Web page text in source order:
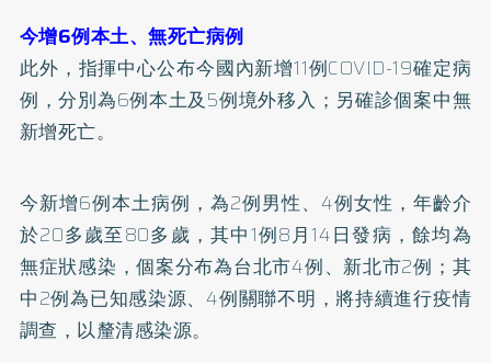
今增6例本土、無死亡病例
此外，指揮中心公布今國內新增11例COVID-19確定病
例，分別為6例本土及5例境外移入；另確診個案中無
新增死亡。
今新增6例本土病例，為2例男性、4例女性，年齡介
於20多歲至80多歲，其中1例8月14日發病，餘均為
無症狀感染，個案分布為台北市4例、新北市2例；其
中2例為已知感染源、4例關聯不明，將持續進行疫情
調查，以釐清感染源。